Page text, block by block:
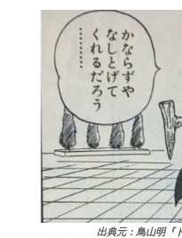
出典元：鳥山明『